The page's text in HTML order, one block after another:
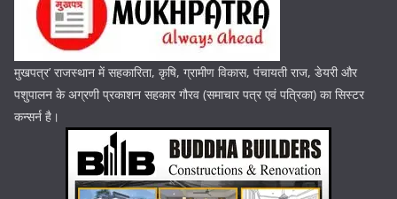
मुखपत्र’ राजस्थान में सहकारिता, कृषि, ग्रामीण विकास, पंचायती राज, डेयरी और
पशुपालन के अग्रणी प्रकाशन सहकार गौरव (समाचार पत्र एवं पत्रिका) का सिस्टर
कन्सर्न है।